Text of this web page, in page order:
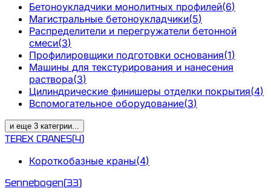
Бетоноукладчики монолитных профилей(6)
Магистральные бетоноукладчики(5)
Распределители и перегружатели бетонной
смеси(3)
Профилировщики подготовки основания(1)
Машины для текстурирования и нанесения
раствора(3)
Цилиндрические финишеры отделки покрытия(4)
Вспомогательное оборудование(3)
и еще 3 категрии...
TEREX CRANES(4)
Короткобазные краны(4)
Sennebogen(33)